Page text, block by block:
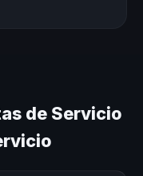
de Servicio